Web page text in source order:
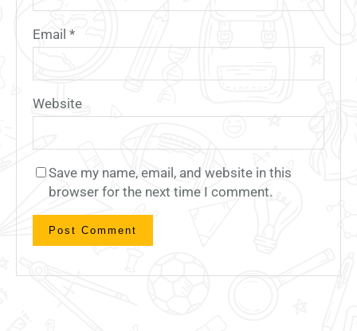
Email *
Website
Save my name, email, and website in this
browser for the next time I comment.